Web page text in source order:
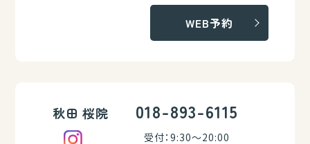
WEB予約
秋田 桜院 018-893-6115
受付：9:30～20:00